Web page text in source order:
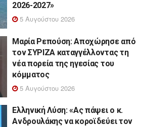
2026-2027»
5 Αυγούστου 2026
Μαρία Ρεπούση: Αποχώρησε από
τον ΣΥΡΙΖΑ καταγγέλλοντας τη
νέα πορεία της ηγεσίας του
κόμματος
5 Αυγούστου 2026
Ελληνική Λύση: «Ας πάψει ο κ.
Ανδρουλάκης να κοροϊδεύει τον